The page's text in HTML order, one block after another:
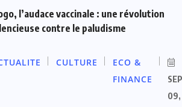
l’audace vaccinale : une révolution
contre le paludisme
CULTURE
ECO &
FINANCE
SEP
09,